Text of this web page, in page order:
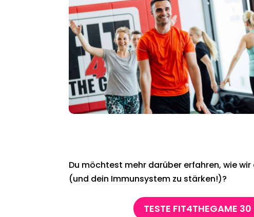
Du möchtest mehr darüber erfahren, wie
(und dein Immunsystem zu stärken!)?
TESTE FIT4THEGAME